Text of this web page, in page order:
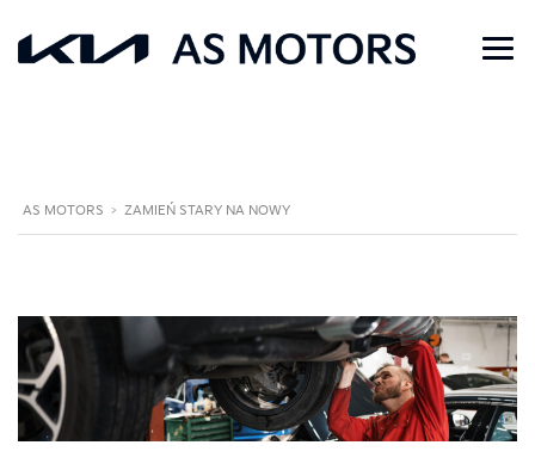
AS MOTORS > ZAMIEŃ STARY NA NOWY